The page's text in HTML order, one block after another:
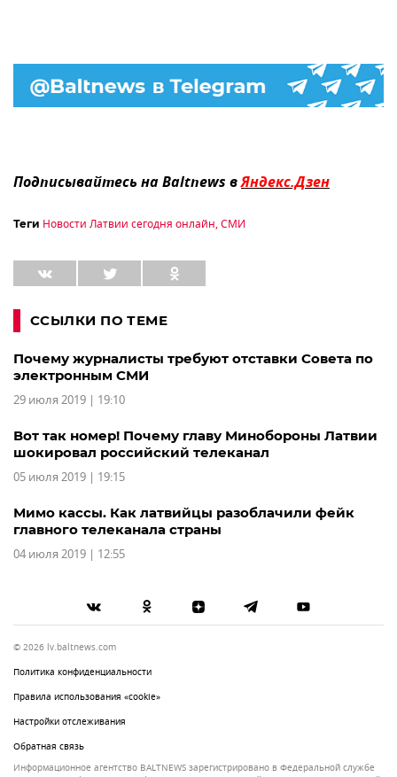
Подписывайтесь на Baltnews вЯндекс.Дзен
Теги Новости Латвии сегодня онлайн,СМИ
ССЫЛКИ ПО ТЕМЕ
Почему журналисты требуют отставки Совета по
электронным СМИ
29 июля 2019 | 19:10
Вот так номер! Почему главу Минобороны Латвии
шокировал российский телеканал
05 июля 2019 | 19:15
Мимо кассы. Как латвийцы разоблачили фейк
главного телеканала страны
04 июля 2019 | 12:55
© 2026 lv.baltnews.com
Политика конфиденциальности
Правила использования «cookie»
Настройки отслеживания
Обратная связь
Информационное агентство BALTNEWS зарегистрировано в Федеральной службе